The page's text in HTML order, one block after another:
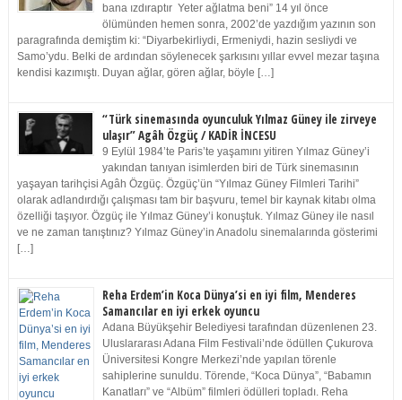
bana ızdıraptır Yeter ağlatma beni” 14 yıl önce
ölümünden hemen sonra, 2002’de yazdığım yazının son
paragrafında demiştim ki: “Diyarbekirliydi, Ermeniydi, hazin sesliydi ve
Samo’ydu. Belki de ardından söylenecek şarkısını yıllar evvel mezar taşına
kendisi kazımıştı. Duyan ağlar, gören ağlar, böyle […]
“Türk sinemasında oyunculuk Yılmaz Güney ile zirveye
ulaşır” Agâh Özgüç / KADİR İNCESU
9 Eylül 1984’te Paris’te yaşamını yitiren Yılmaz Güney’i
yakından tanıyan isimlerden biri de Türk sinemasının
yaşayan tarihçisi Agâh Özgüç. Özgüç’ün “Yılmaz Güney Filmleri Tarihi”
olarak adlandırdığı çalışması tam bir başvuru, temel bir kaynak kitabı olma
özelliği taşıyor. Özgüç ile Yılmaz Güney’i konuştuk. Yılmaz Güney ile nasıl
ve ne zaman tanıştınız? Yılmaz Güney’in Anadolu sinemalarında gösterimi
[…]
Reha Erdem’in Koca Dünya’si en iyi film, Menderes
Samancılar en iyi erkek oyuncu
Adana Büyükşehir Belediyesi tarafından düzenlenen 23.
Uluslararası Adana Film Festivali’nde ödüllen Çukurova
Üniversitesi Kongre Merkezi’nde yapılan törenle
sahiplerine sunuldu. Törende, “Koca Dünya”, “Babamın
Kanatları” ve “Albüm” filmleri ödülleri topladı. Reha